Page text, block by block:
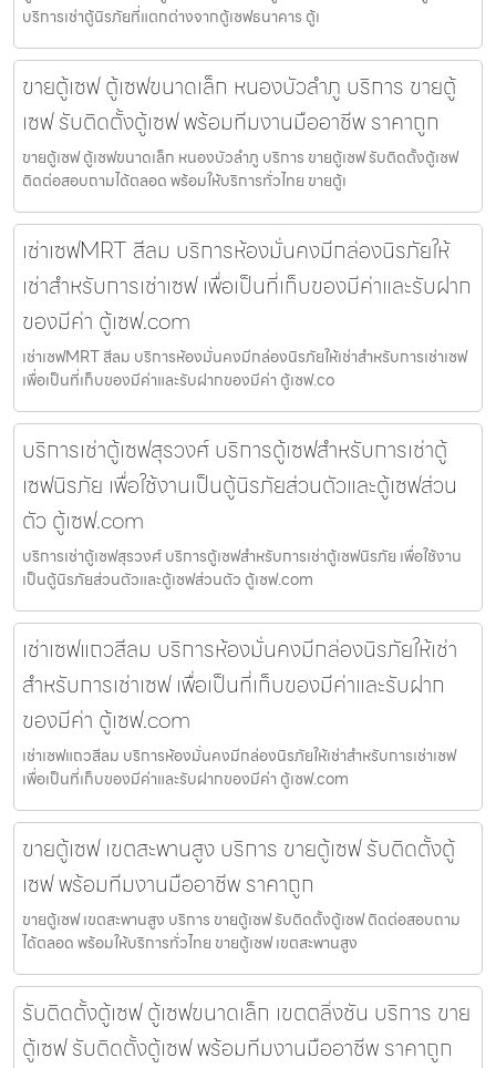
บริการเช่าตู้นิรภัยที่แตกต่างจากตู้เซฟธนาคาร ตู้เ
ขายตู้เซฟ ตู้เซฟขนาดเล็ก หนองบัวลำภู บริการ ขายตู้
เซฟ รับติดตั้งตู้เซฟ พร้อมทีมงานมืออาชีพ ราคาถูก
ขายตู้เซฟ ตู้เซฟขนาดเล็ก หนองบัวลำภู บริการ ขายตู้เซฟ รับติดตั้งตู้เซฟ
ติดต่อสอบถามได้ตลอด พร้อมให้บริการทั่วไทย ขายตู้เ
เช่าเซฟMRT สีลม บริการห้องมั่นคงมีกล่องนิรภัยให้
เช่าสำหรับการเช่าเซฟ เพื่อเป็นที่เก็บของมีค่าและรับฝาก
ของมีค่า ตู้เซฟ.com
เช่าเซฟMRT สีลม บริการห้องมั่นคงมีกล่องนิรภัยให้เช่าสำหรับการเช่าเซฟ
เพื่อเป็นที่เก็บของมีค่าและรับฝากของมีค่า ตู้เซฟ.co
บริการเช่าตู้เซฟสุรวงศ์ บริการตู้เซฟสำหรับการเช่าตู้
เซฟนิรภัย เพื่อใช้งานเป็นตู้นิรภัยส่วนตัวและตู้เซฟส่วน
ตัว ตู้เซฟ.com
บริการเช่าตู้เซฟสุรวงศ์ บริการตู้เซฟสำหรับการเช่าตู้เซฟนิรภัย เพื่อใช้งาน
เป็นตู้นิรภัยส่วนตัวและตู้เซฟส่วนตัว ตู้เซฟ.com
เช่าเซฟแถวสีลม บริการห้องมั่นคงมีกล่องนิรภัยให้เช่า
สำหรับการเช่าเซฟ เพื่อเป็นที่เก็บของมีค่าและรับฝาก
ของมีค่า ตู้เซฟ.com
เช่าเซฟแถวสีลม บริการห้องมั่นคงมีกล่องนิรภัยให้เช่าสำหรับการเช่าเซฟ
เพื่อเป็นที่เก็บของมีค่าและรับฝากของมีค่า ตู้เซฟ.com
ขายตู้เซฟ เขตสะพานสูง บริการ ขายตู้เซฟ รับติดตั้งตู้
เซฟ พร้อมทีมงานมืออาชีพ ราคาถูก
ขายตู้เซฟ เขตสะพานสูง บริการ ขายตู้เซฟ รับติดตั้งตู้เซฟ ติดต่อสอบถาม
ได้ตลอด พร้อมให้บริการทั่วไทย ขายตู้เซฟ เขตสะพานสูง
รับติดตั้งตู้เซฟ ตู้เซฟขนาดเล็ก เขตตลิ่งชัน บริการ ขาย
ตู้เซฟ รับติดตั้งตู้เซฟ พร้อมทีมงานมืออาชีพ ราคาถูก